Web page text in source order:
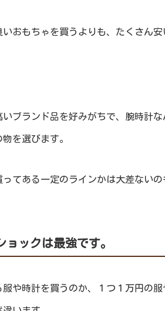
おもちゃを買うよりも、たくさん安
ブランド品を好みがちで、腕時計な
を選びます。
てある一定のラインかは大差ないの
ックは最強です。
や時計を買うのか、１つ１万円の服